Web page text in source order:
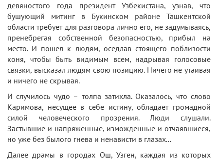
девяностого года президент Узбекистана, узнав, что
бушующий митинг в Букинском районе Ташкентской
области требует для разговора лично его, не задумываясь,
пренебрегая собственной безопасностью, прибыл на
место. И пошел к людям, оседлав стоящего поблизости
коня, чтобы быть видимым всем, надрывая голосовые
связки, высказал людям свою позицию. Ничего не утаивая
и ничего не скрывая.
И случилось чудо – толпа затихла. Оказалось, что слово
Каримова, несущее в себе истину, обладает громадной
силой человеческого прозрения. Люди слушали.
Застывшие и напряженные, изможденные и отчаявшиеся,
но уже без былого гнева и ненависти в глазах…
Далее драмы в городах Ош, Узген, каждая из которых